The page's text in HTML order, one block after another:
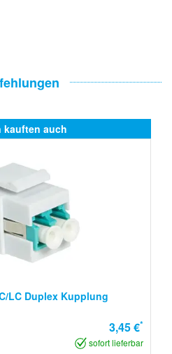
kauften auch
LC Duplex Kupplung
3,45 €*
sofort lieferbar